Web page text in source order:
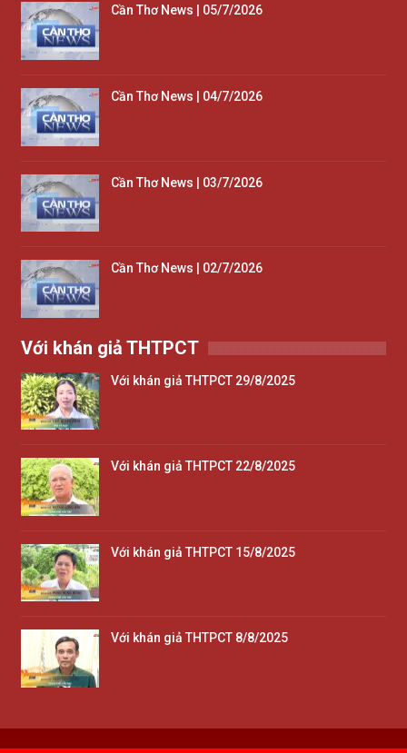
Cần Thơ News | 05/7/2026
Cần Thơ News | 04/7/2026
Cần Thơ News | 03/7/2026
Cần Thơ News | 02/7/2026
Với khán giả THTPCT
Với khán giả THTPCT 29/8/2025
Với khán giả THTPCT 22/8/2025
Với khán giả THTPCT 15/8/2025
Với khán giả THTPCT 8/8/2025